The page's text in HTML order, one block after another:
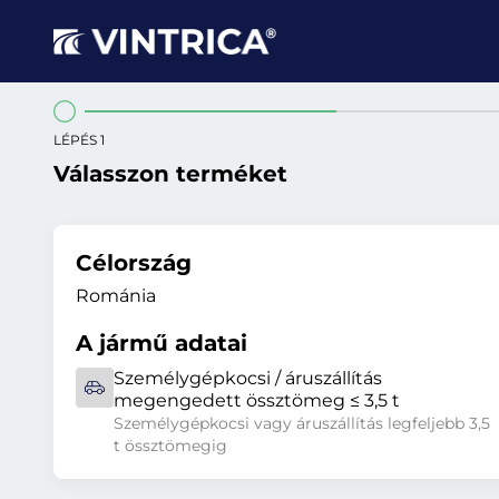
LÉPÉS 1
Válasszon terméket
Célország
Románia
A jármű adatai
Személygépkocsi / áruszállítás
megengedett össztömeg ≤ 3,5 t
Személygépkocsi vagy áruszállítás legfeljebb 3,5
t össztömegig